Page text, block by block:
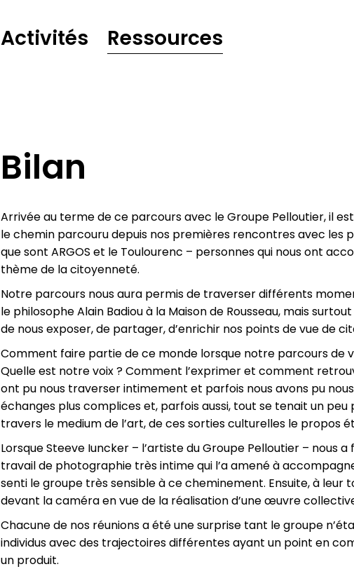
Bilan
Arrivée au terme de ce parcours avec le Groupe Pelloutier, il
le chemin parcouru depuis nos premières rencontres avec
que sont ARGOS et le Toulourenc – personnes qui nous ont
thème de la citoyenneté.
Notre parcours nous aura permis de traverser différents
le philosophe Alain Badiou à la Maison de Rousseau, mais
de nous exposer, de partager, d’enrichir nos points de vue de
Comment faire partie de ce monde lorsque notre parcours de
Quelle est notre voix ? Comment l’exprimer et comment
ont pu nous traverser intimement et parfois nous avons pu
échanges plus complices et, parfois aussi, tout se tenait un
travers le medium de l’art, de ces sorties culturelles le propos
Lorsque Steeve Iuncker – l’artiste du Groupe Pelloutier – nous
travail de photographie très intime qui l’a amené à
senti le groupe très sensible à ce cheminement. Ensuite, à
devant la caméra en vue de la réalisation d’une œuvre
Chacune de nos réunions a été une surprise tant le groupe
individus avec des trajectoires différentes ayant un point en
un produit.
Activités Ressources